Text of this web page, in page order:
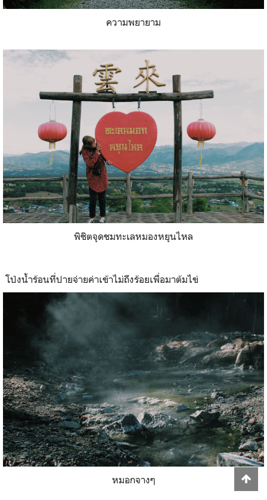
ความพยายาม
พิชิตจุดชมทะเลหมองหยุนไหล
โป่งน้ำร้อนที่ปายจ่ายค่าเข้าไม่ถึงร้อยเพื่อมาต้มไข่
หมอกจางๆ